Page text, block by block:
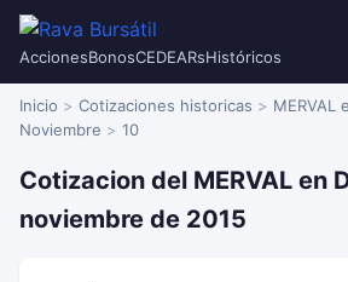
AccionesBonosCEDEARsHistóricos
Inicio Cotizaciones historicas MERVAL
Noviembre
10
Cotizacion del MERVAL en
noviembre de 2015